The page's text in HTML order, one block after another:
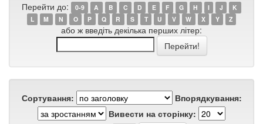
Перейти до: 0-9 A B C D E F G H I J
K
L
M N O P Q R S T U V W X Y Z
або ж введіть декілька перших літер:
Сортування:
Впорядкування:
Вивести на сторінку: